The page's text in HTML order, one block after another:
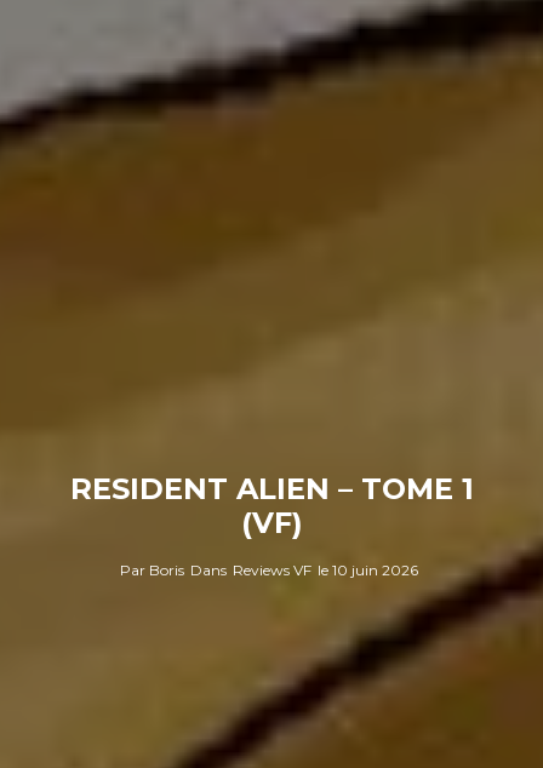
RESIDENT ALIEN – TOME 1
(VF)
Par Boris Dans Reviews VF le 10 juin 2026